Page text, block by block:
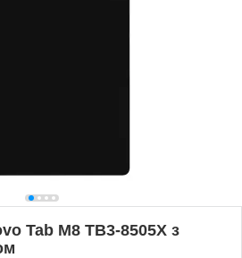
Tab M8 TB3-8505X з